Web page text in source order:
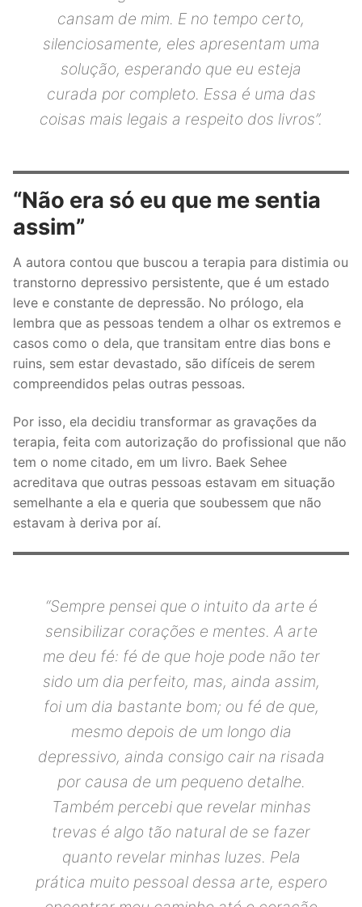
cansam de mim. E no tempo certo,
silenciosamente, eles apresentam uma
solução, esperando que eu esteja
curada por completo. Essa é uma das
coisas mais legais a respeito dos livros”.
“Não era só eu que me sentia
assim”
A autora contou que buscou a terapia para distimia ou
transtorno depressivo persistente, que é um estado
leve e constante de depressão. No prólogo, ela
lembra que as pessoas tendem a olhar os extremos e
casos como o dela, que transitam entre dias bons e
ruins, sem estar devastado, são difíceis de serem
compreendidos pelas outras pessoas.
Por isso, ela decidiu transformar as gravações da
terapia, feita com autorização do profissional que não
tem o nome citado, em um livro. Baek Sehee
acreditava que outras pessoas estavam em situação
semelhante a ela e queria que soubessem que não
estavam à deriva por aí.
“Sempre pensei que o intuito da arte é
sensibilizar corações e mentes. A arte
me deu fé: fé de que hoje pode não ter
sido um dia perfeito, mas, ainda assim,
foi um dia bastante bom; ou fé de que,
mesmo depois de um longo dia
depressivo, ainda consigo cair na risada
por causa de um pequeno detalhe.
Também percebi que revelar minhas
trevas é algo tão natural de se fazer
quanto revelar minhas luzes. Pela
prática muito pessoal dessa arte, espero